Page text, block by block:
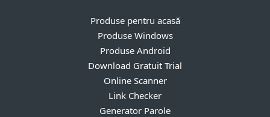
Produse pentru acasă
Produse Windows
Produse Android
Download Gratuit Trial
Online Scanner
Link Checker
Generator Parole